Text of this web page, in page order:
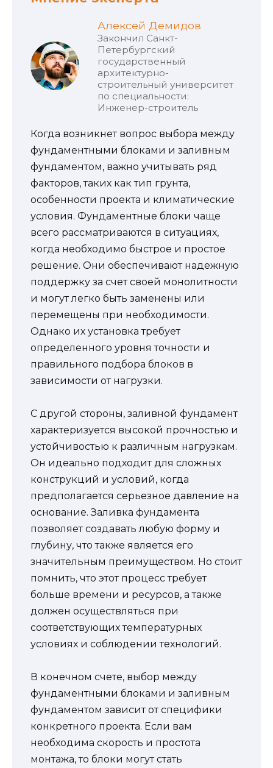
Алексей Демидов
Закончил Санкт-
Петербургский
государственный
архитектурно-
строительный университет
по специальности:
Инженер-строитель
Когда возникнет вопрос выбора между
фундаментными блоками и заливным
фундаментом, важно учитывать ряд
факторов, таких как тип грунта,
особенности проекта и климатические
условия. Фундаментные блоки чаще
всего рассматриваются в ситуациях,
когда необходимо быстрое и простое
решение. Они обеспечивают надежную
поддержку за счет своей монолитности
и могут легко быть заменены или
перемещены при необходимости.
Однако их установка требует
определенного уровня точности и
правильного подбора блоков в
зависимости от нагрузки.
С другой стороны, заливной фундамент
характеризуется высокой прочностью и
устойчивостью к различным нагрузкам.
Он идеально подходит для сложных
конструкций и условий, когда
предполагается серьезное давление на
основание. Заливка фундамента
позволяет создавать любую форму и
глубину, что также является его
значительным преимуществом. Но стоит
помнить, что этот процесс требует
больше времени и ресурсов, а также
должен осуществляться при
соответствующих температурных
условиях и соблюдении технологий.
В конечном счете, выбор между
фундаментными блоками и заливным
фундаментом зависит от специфики
конкретного проекта. Если вам
необходима скорость и простота
монтажа, то блоки могут стать